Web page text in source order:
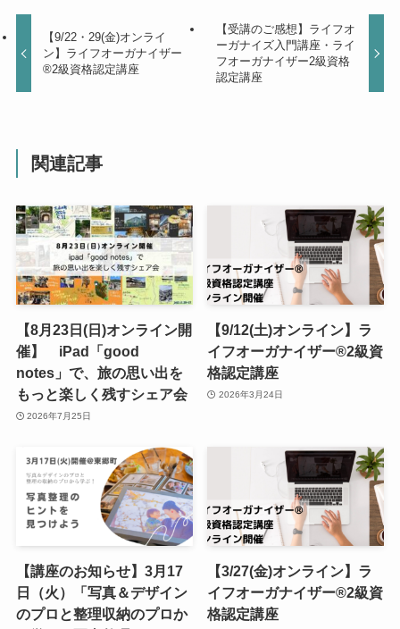
【9/22・29(金)オンライ
ン】ライフオーガナイザー
®︎2級資格認定講座
【受講のご感想】ライフオ
ーガナイズ入門講座・ライ
フオーガナイザー2級資格
認定講座
関連記事
【8月23日(日)オンライン開
催】 iPad「good
notes」で、旅の思い出を
もっと楽しく残すシェア会
2026年7月25日
【9/12(土)オンライン】ラ
イフオーガナイザー®︎2級資
格認定講座
2026年3月24日
【講座のお知らせ】3月17
日（火）「写真＆デザイン
のプロと整理収納のプロか
【3/27(金)オンライン】ラ
イフオーガナイザー®︎2級資
格認定講座